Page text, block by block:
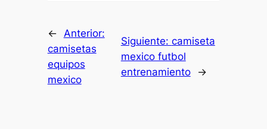
← Anterior:
camisetas
equipos
mexico
Siguiente: camiseta
mexico futbol
entrenamiento
→